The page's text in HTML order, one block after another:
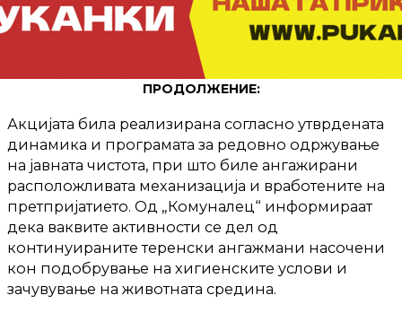
ПРОДОЛЖЕНИЕ:
Акцијата била реализирана согласно утврдената
динамика и програмата за редовно одржување
на јавната чистота, при што биле ангажирани
расположливата механизација и вработените на
претпријатието. Од „Комуналец“ информираат
дека ваквите активности се дел од
континуираните теренски ангажмани насочени
кон подобрување на хигиенските услови и
зачувување на животната средина.